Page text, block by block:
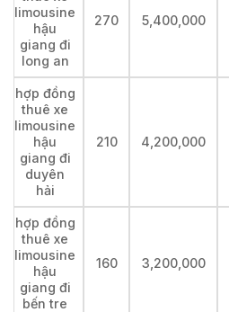
limousine
hậu
giang đi
long an
270 5,400,000
hợp đồng
thuê xe
limousine
hậu
giang đi
duyên
hải
210 4,200,000
hợp đồng
thuê xe
limousine
hậu
giang đi
bến tre
160 3,200,000